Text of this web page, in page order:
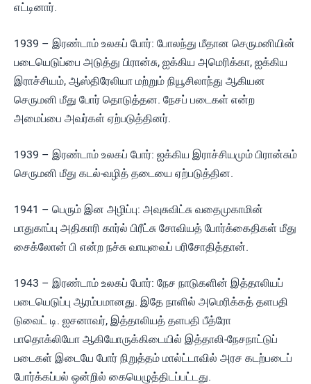
எட்டினார்.
1939 – இரண்டாம் உலகப் போர்: போலந்து மீதான செருமனியின்
படையெடுப்பை அடுத்து பிரான்சு, ஐக்கிய அமெரிக்கா, ஐக்கிய
இராச்சியம், ஆஸ்திரேலியா மற்றும் நியூசிலாந்து ஆகியன
செருமனி மீது போர் தொடுத்தன. நேசப் படைகள் என்ற
அமைப்பை அவர்கள் ஏற்படுத்தினர்.
1939 – இரண்டாம் உலகப் போர்: ஐக்கிய இராச்சியமும் பிரான்சும்
செருமனி மீது கடல்-வழித் தடையை ஏற்படுத்தின.
1941 – பெரும் இன அழிப்பு: அவுசுவிட்சு வதைமுகாமின்
பாதுகாப்பு அதிகாரி கார்ல் பிரீட்சு சோவியத் போர்க்கைதிகள் மீது
சைக்லோன் பி என்ற நச்சு வாயுவைப் பரிசோதித்தான்.
1943 – இரண்டாம் உலகப் போர்: நேச நாடுகளின் இத்தாலியப்
படையெடுப்பு ஆரம்பமானது. இதே நாளில் அமெரிக்கத் தளபதி
டுவைட் டி. ஐசனாவர், இத்தாலியத் தளபதி பீத்ரோ
பாதொக்லியோ ஆகியோருக்கிடையில் இத்தாலி-நேசநாட்டுப்
படைகள் இடையே போர் நிறுத்தம் மால்ட்டாவில் அரச கடற்படைப்
போர்க்கப்பல் ஒன்றில் கையெழுத்திடப்பட்டது.